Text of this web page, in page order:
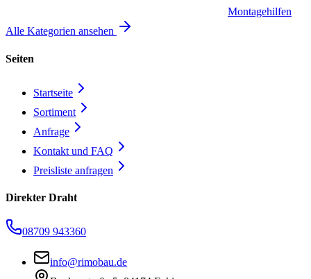
Montagehilfen
Alle Kategorien ansehen
Seiten
Startseite
Sortiment
Anfrage
Kontakt und FAQ
Preisliste anfragen
Direkter Draht
08709 943360
info@rimobau.de